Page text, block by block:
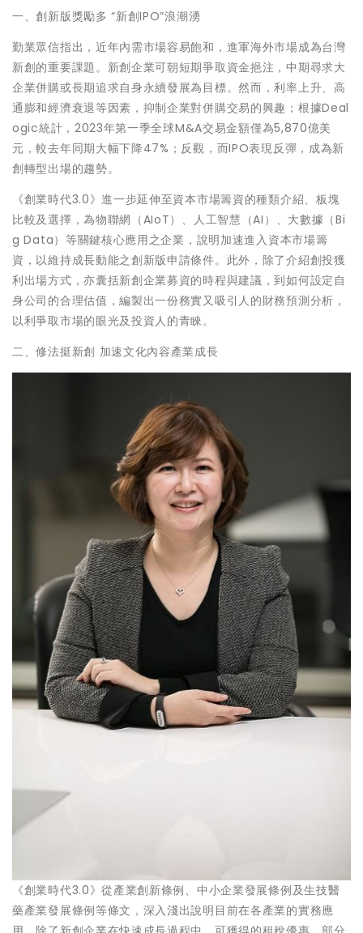
一、創新版獎勵多 “新創IPO”浪潮湧
勤業眾信指出，近年內需市場容易飽和，進軍海外市場成為台灣
新創的重要課題。新創企業可朝短期爭取資金挹注，中期尋求大
企業併購或長期追求自身永續發展為目標。然而，利率上升、高
通膨和經濟衰退等因素，抑制企業對併購交易的興趣；根據Deal
ogic統計，2023年第一季全球M&A交易金額僅為5,870億美
元，較去年同期大幅下降47%；反觀，而IPO表現反彈，成為新
創轉型出場的趨勢。
《創業時代3.0》進一步延伸至資本市場籌資的種類介紹、板塊
比較及選擇，為物聯網（AIoT）、人工智慧（AI）、大數據（Bi
g Data）等關鍵核心應用之企業，說明加速進入資本市場籌
資，以維持成長動能之創新版申請條件。此外，除了介紹創投獲
利出場方式，亦囊括新創企業募資的時程與建議，到如何設定自
身公司的合理估值，編製出一份務實又吸引人的財務預測分析，
以利爭取市場的眼光及投資人的青睞。
二、修法挺新創 加速文化內容產業成長
《創業時代3.0》從產業創新條例、中小企業發展條例及生技醫
藥產業發展條例等條文，深入淺出說明目前在各產業的實務應